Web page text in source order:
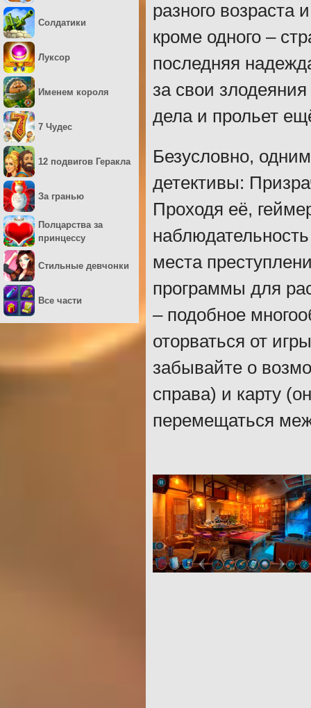
разного возраста
кроме одного –
последняя
за свои
дела и прольет
Безусловно,
детективы:
Проходя её,
места
программы для
– подобное
оторваться от
забывайте о
справа) и карту
перемещаться
Солдатики
Луксор
Именем короля
7 Чудес
12 подвигов Геракла
За гранью
Полцарства за
принцессу
Стильные девчонки
Все части